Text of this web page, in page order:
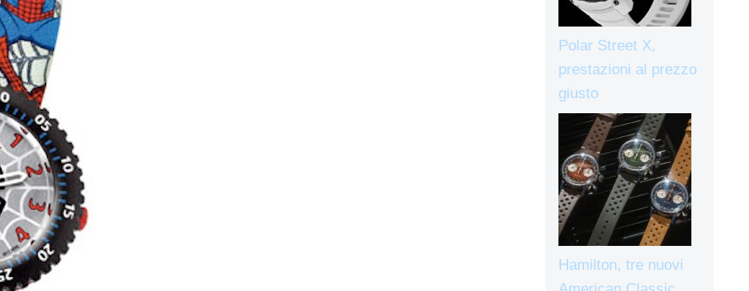
Polar Street X,
prestazioni al prezzo
giusto
Hamilton, tre nuovi